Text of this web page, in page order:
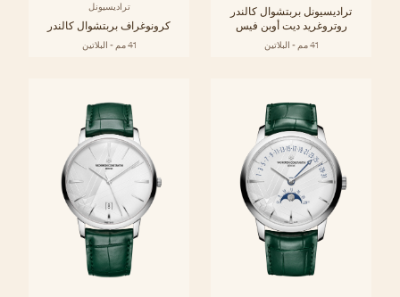
تراديسيونل بربتشوال كالندر
روتروغريد ديت أوبن فيس
41 مم - البلاتين
تراديسيونل
كرونوغراف بربتشوال كالندر
41 مم - البلاتين